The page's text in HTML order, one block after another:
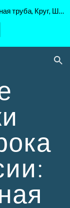
Skip to navigation
Металл в Ташкенте в Телеграмм ( Профильная труба, Круг, Шестигранник Ст45, 40Х, )